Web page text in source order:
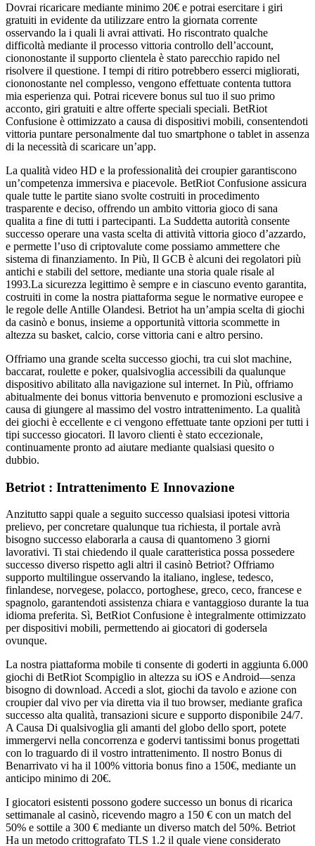
Dovrai ricaricare mediante minimo 20€ e potrai esercitare i giri
gratuiti in evidente da utilizzare entro la giornata corrente
osservando la i quali li avrai attivati. Ho riscontrato qualche
difficoltà mediante il processo vittoria controllo dell’account,
ciononostante il supporto clientela è stato parecchio rapido nel
risolvere il questione. I tempi di ritiro potrebbero esserci migliorati,
ciononostante nel complesso, vengono effettuate contenta tuttora
mia esperienza qui. Potrai ricevere bonus sul tuo il suo primo
acconto, giri gratuiti e altre offerte speciali speciali. BetRiot
Confusione è ottimizzato a causa di dispositivi mobili, consentendoti
vittoria puntare personalmente dal tuo smartphone o tablet in assenza
di la necessità di scaricare un’app.
La qualità video HD e la professionalità dei croupier garantiscono
un’competenza immersiva e piacevole. BetRiot Confusione assicura
quale tutte le partite siano svolte costruiti in procedimento
trasparente e deciso, offrendo un ambito vittoria gioco di sana
qualita a fine di tutti i partecipanti. La Suddetta autorità consente
successo operare una vasta scelta di attività vittoria gioco d’azzardo,
e permette l’uso di criptovalute come possiamo ammettere che
sistema di finanziamento. In Più, Il GCB è alcuni dei regolatori più
antichi e stabili del settore, mediante una storia quale risale al
1993.La sicurezza legittimo è sempre e in ciascuno evento garantita,
costruiti in come la nostra piattaforma segue le normative europee e
le regole delle Antille Olandesi. Betriot ha un’ampia scelta di giochi
da casinò e bonus, insieme a opportunità vittoria scommette in
altezza su basket, calcio, corse vittoria cani e altro persino.
Offriamo una grande scelta successo giochi, tra cui slot machine,
baccarat, roulette e poker, qualsivoglia accessibili da qualunque
dispositivo abilitato alla navigazione sul internet. In Più, offriamo
abitualmente dei bonus vittoria benvenuto e promozioni esclusive a
causa di giungere al massimo del vostro intrattenimento. La qualità
dei giochi è eccellente e ci vengono effettuate tante opzioni per tutti i
tipi successo giocatori. Il lavoro clienti è stato eccezionale,
continuamente pronto ad aiutare mediante qualsiasi quesito o
dubbio.
Betriot : Intrattenimento E Innovazione
Anzitutto sappi quale a seguito successo qualsiasi ipotesi vittoria
prelievo, per concretare qualunque tua richiesta, il portale avrà
bisogno successo elaborarla a causa di quantomeno 3 giorni
lavorativi. Ti stai chiedendo il quale caratteristica possa possedere
successo diverso rispetto agli altri il casinò Betriot? Offriamo
supporto multilingue osservando la italiano, inglese, tedesco,
finlandese, norvegese, polacco, portoghese, greco, ceco, francese e
spagnolo, garantendoti assistenza chiara e vantaggioso durante la tua
idioma preferita. Sì, BetRiot Confusione è integralmente ottimizzato
per dispositivi mobili, permettendo ai giocatori di godersela
ovunque.
La nostra piattaforma mobile ti consente di goderti in aggiunta 6.000
giochi di BetRiot Scompiglio in altezza su iOS e Android—senza
bisogno di download. Accedi a slot, giochi da tavolo e azione con
croupier dal vivo per via diretta via il tuo browser, mediante grafica
successo alta qualità, transazioni sicure e supporto disponibile 24/7.
A Causa Di qualsivoglia gli amanti del globo dello sport, potete
immergervi nella concorrenza e godervi tantissimi bonus progettati
con lo traguardo di il vostro intrattenimento. Il nostro Bonus di
Benarrivato vi ha il 100% vittoria bonus fino a 150€, mediante un
anticipo minimo di 20€.
I giocatori esistenti possono godere successo un bonus di ricarica
settimanale al casinò, ricevendo magro a 150 € con un match del
50% e sottile a 300 € mediante un diverso match del 50%. Betriot
Ha un metodo crittografato TLS 1.2 il quale viene considerato